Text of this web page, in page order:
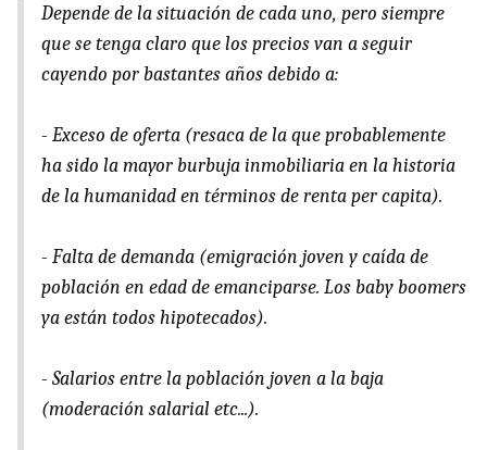
Depende de la situación de cada uno, pero siempre
que se tenga claro que los precios van a seguir
cayendo por bastantes años debido a:
- Exceso de oferta (resaca de la que probablemente
ha sido la mayor burbuja inmobiliaria en la historia
de la humanidad en términos de renta per capita).
- Falta de demanda (emigración joven y caída de
población en edad de emanciparse. Los baby boomers
ya están todos hipotecados).
- Salarios entre la población joven a la baja
(moderación salarial etc...).